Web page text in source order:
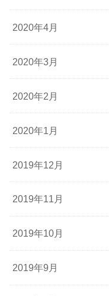
2020年4月
2020年3月
2020年2月
2020年1月
2019年12月
2019年11月
2019年10月
2019年9月